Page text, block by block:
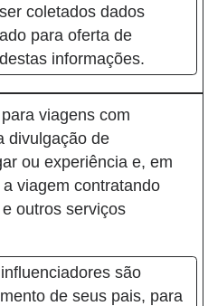
coletados dados
para oferta de
informações.
viagens com
divulgação de
ou experiência e, em
viagem contratando
outros serviços
são
de seus pais, para